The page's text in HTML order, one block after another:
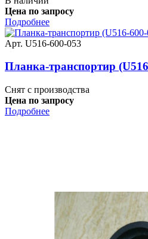
Цена по запросу
Подробнее
Арт. U516-600-053
Планка-транспортир
Снят с производства
Цена по запросу
Подробнее